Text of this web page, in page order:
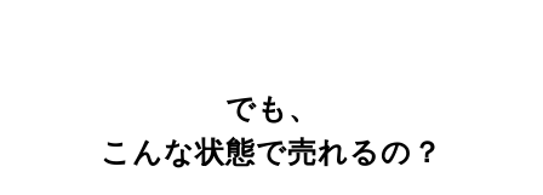
でも、
こんな状態で売れるの？